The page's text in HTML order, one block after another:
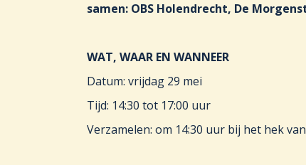
samen: OBS Holendrecht, De
WAT, WAAR EN WANNEER
Datum: vrijdag 29 mei
Tijd: 14:30 tot 17:00 uur
Verzamelen: om 14:30 uur bij het hek